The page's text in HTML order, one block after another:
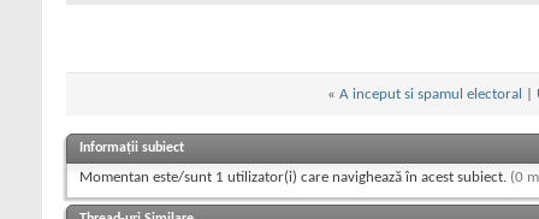
« A inceput si spamul electoral
Informații subiect
Momentan este/sunt 1 utilizator(i) care navighează în acest subiect. (0